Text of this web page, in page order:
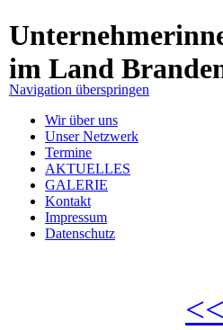
im Land
Navigation überspringen
Wir über uns
Unser Netzwerk
Termine
AKTUELLES
GALERIE
Kontakt
Impressum
Datenschutz